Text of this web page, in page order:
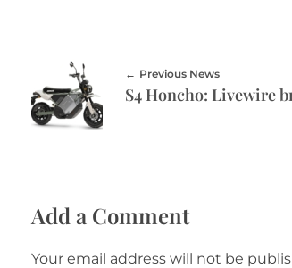
Previous News
Add a Comment
Your email address will not be